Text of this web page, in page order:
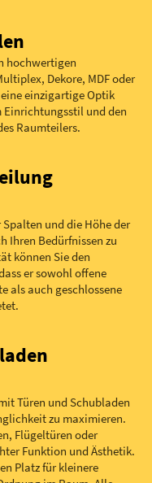
hochwertigen
Dekore, MDF oder
einzigartige Optik
Einrichtungsstil und den
Raumteilers.
und die Höhe der
Ihren Bedürfnissen zu
können Sie den
er sowohl offene
als auch geschlossene
Türen und Schubladen
zu maximieren.
Flügeltüren oder
Funktion und Ästhetik.
Platz für kleinere